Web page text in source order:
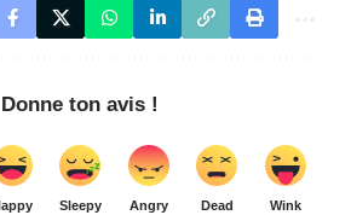
Donne ton avis !
Sleepy Angry Dead Wink